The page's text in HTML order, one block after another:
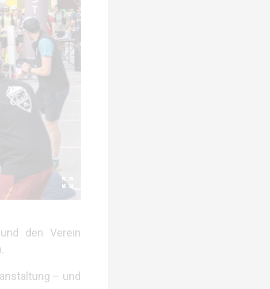
den Verein
.
– und